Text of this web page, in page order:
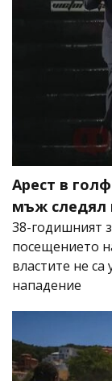
Арест в
мъж следял
38-годишният
посещението
властите не
нападение